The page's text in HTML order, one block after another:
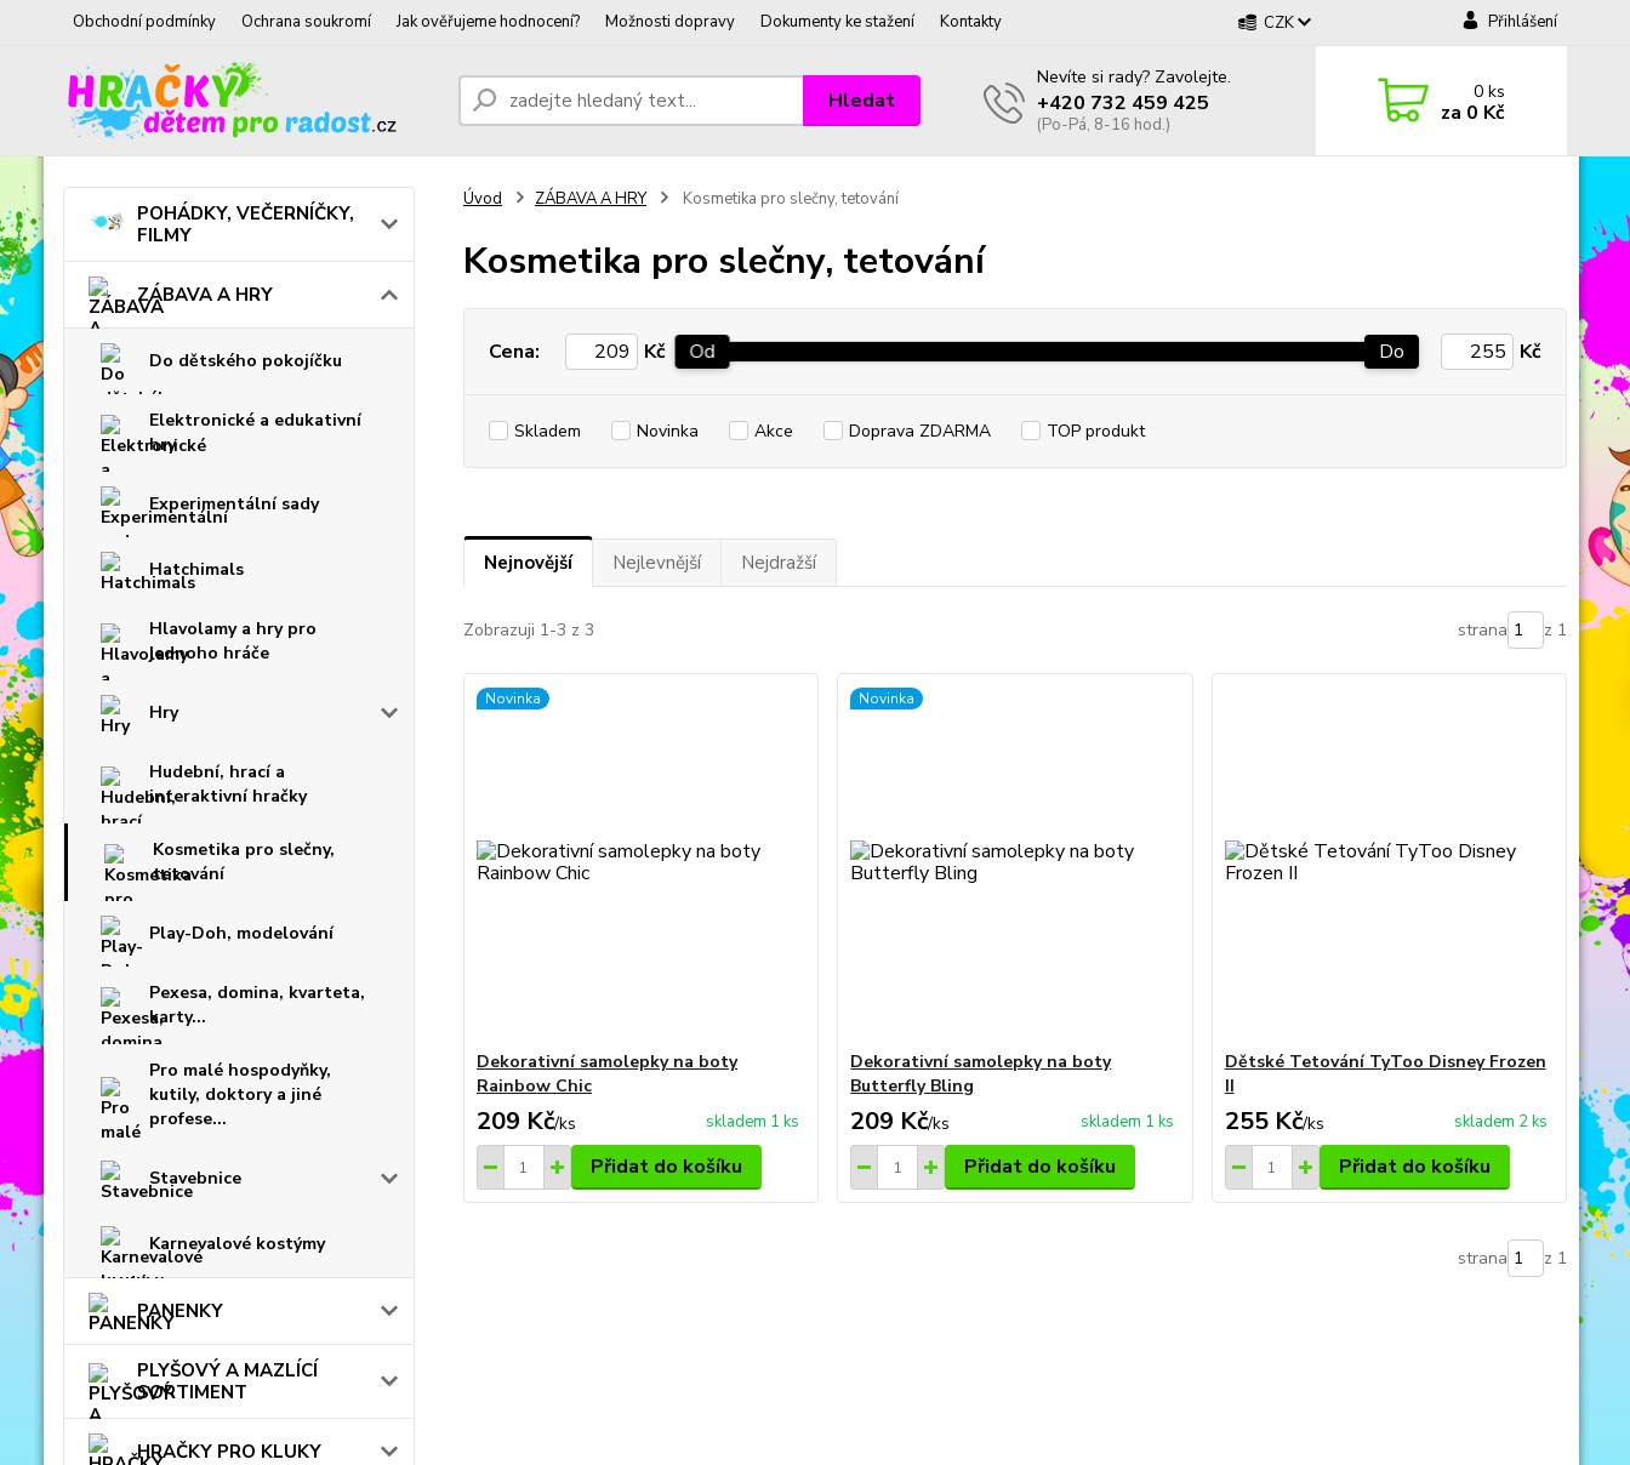
Obchodní podmínky Ochrana soukromí Jak ověřujeme hodnocení? Možnosti dopravy Dokumenty ke stažení Kontakty CZK Přihlášení
Hledat
Nevíte si rady? Zavolejte.
+420 732 459 425
(Po-Pá, 8-16 hod.)
0ks
za 0 Kč
POHÁDKY, VEČERNÍČKY,
FILMY
ZÁBAVA A HRY
Do dětského pokojíčku
Elektronické a edukativní
hry
Experimentální sady
Hatchimals
Hlavolamy a hry pro
jednoho hráče
Hry
Hudební, hrací a
interaktivní hračky
Kosmetika pro slečny,
tetování
Play-Doh, modelování
Pexesa, domina, kvarteta,
karty...
Pro malé hospodyňky,
kutily, doktory a jiné
profese...
Stavebnice
Karnevalové kostýmy
PANENKY
PLYŠOVÝ A MAZLÍCÍ
SORTIMENT
HRAČKY PRO KLUKY
Úvod ZÁBAVA A HRY Kosmetika pro slečny, tetování
Kosmetika pro slečny, tetování
Cena: Kč Od Do Kč
Skladem Novinka Akce Doprava ZDARMA TOP produkt
Nejnovější Nejlevnější Nejdražší
Zobrazuji 1-3 z 3 strana z 1
Novinka
Dekorativní samolepky na boty
Rainbow Chic
209 Kč/ks skladem 1 ks
Přidat do košíku
Novinka
Dekorativní samolepky na boty
Butterfly Bling
209 Kč/ks skladem 1 ks
Přidat do košíku
Dětské Tetování TyToo Disney Frozen
II
255 Kč/ks skladem 2 ks
Přidat do košíku
strana z 1